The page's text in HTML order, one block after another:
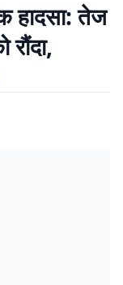
हादसा: तेज